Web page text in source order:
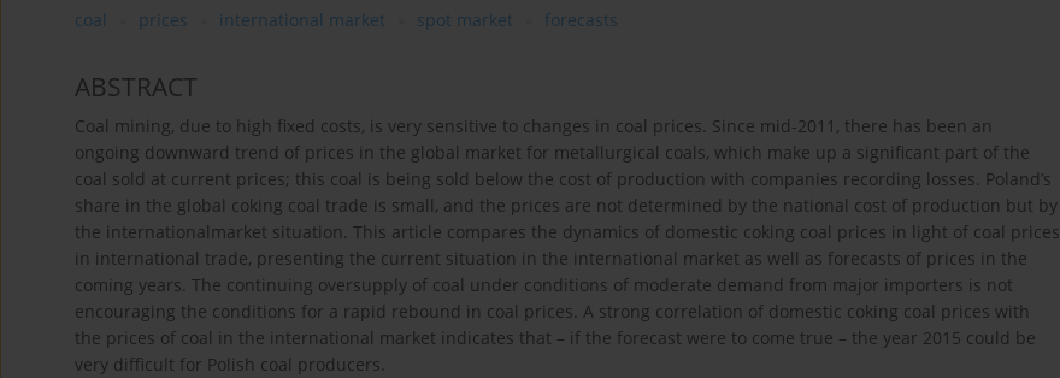
coal prices international market spot market forecasts
ABSTRACT
Coal mining, due to high fixed costs, is very sensitive to changes in coal prices. Since mid-2011, there has been an
ongoing downward trend of prices in the global market for metallurgical coals, which make up a significant part of the
coal sold at current prices; this coal is being sold below the cost of production with companies recording losses. Poland’s
share in the global coking coal trade is small, and the prices are not determined by the national cost of production but by
the internationalmarket situation. This article compares the dynamics of domestic coking coal prices in light of coal prices
in international trade, presenting the current situation in the international market as well as forecasts of prices in the
coming years. The continuing oversupply of coal under conditions of moderate demand from major importers is not
encouraging the conditions for a rapid rebound in coal prices. A strong correlation of domestic coking coal prices with
the prices of coal in the international market indicates that – if the forecast were to come true – the year 2015 could be
very difficult for Polish coal producers.